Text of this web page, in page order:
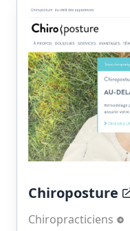
Chiroposture
Chiropracticiens